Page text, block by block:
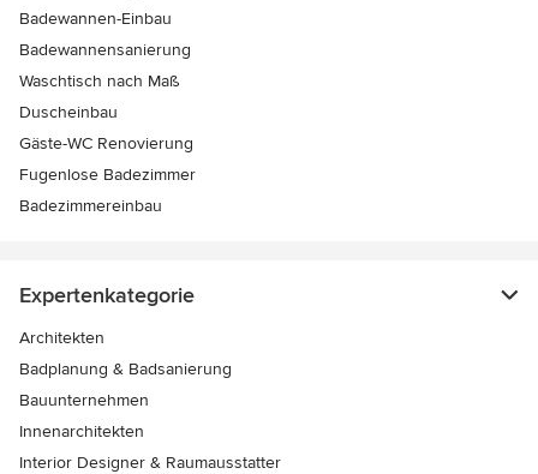
Badewannen-Einbau
Badewannensanierung
Waschtisch nach Maß
Duscheinbau
Gäste-WC Renovierung
Fugenlose Badezimmer
Badezimmereinbau
Expertenkategorie
Architekten
Badplanung & Badsanierung
Bauunternehmen
Innenarchitekten
Interior Designer & Raumausstatter